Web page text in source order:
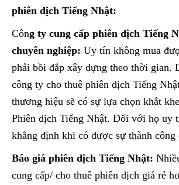
phiên dịch Tiếng Nhật:
Công ty cung cấp phiên dịch Tiếng
chuyên nghiệp: Uy tín không mua
phải bồi đắp xây dựng theo thời gian.
công ty cho thuê phiên dịch Tiếng
thương hiệu sẽ có sự lựa chọn khắt
Phiên dịch Tiếng Nhật. Đối với họ uy
khẳng định khi có được sự thành công
Báo giá phiên dịch Tiếng Nhật:
cung cấp/ cho thuê phiên dịch giá rẻ